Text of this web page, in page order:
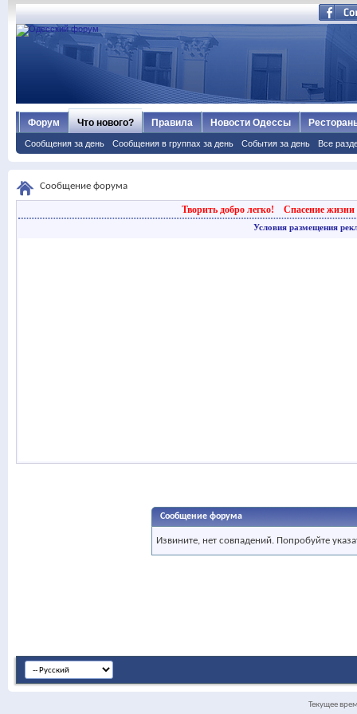
Форум Что нового?
Сообщения за день Сообщения в группах за день События за день Все
Правила Новости Одессы
Сообщение форума
Творить добро легко! Спасение жизни
Условия размещения
Сообщение форума
Извините, нет совпадений. Попробуйте
Текущее